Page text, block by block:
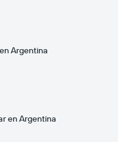
Argentina
en Argentina